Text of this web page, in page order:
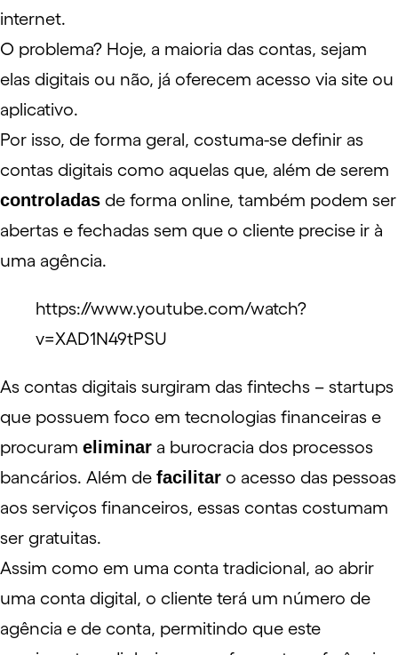
internet.
O problema? Hoje, a maioria das contas, sejam
elas digitais ou não, já oferecem acesso via site ou
aplicativo.
Por isso, de forma geral, costuma-se definir as
contas digitais como aquelas que, além de serem
controladas de forma online, também podem ser
abertas e fechadas sem que o cliente precise ir à
uma agência.
https://www.youtube.com/watch?
v=XAD1N49tPSU
As contas digitais surgiram das fintechs – startups
que possuem foco em tecnologias financeiras e
procuram eliminar a burocracia dos processos
bancários. Além de facilitar o acesso das pessoas
aos serviços financeiros, essas contas costumam
ser gratuitas.
Assim como em uma conta tradicional, ao abrir
uma conta digital, o cliente terá um número de
agência e de conta, permitindo que este